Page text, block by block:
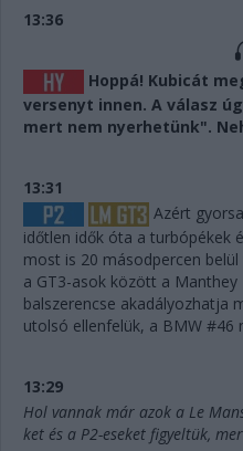
13:36
Hoppá! Kubicát
versenyt innen. A válasz
mert nem nyerhetünk".
13:31
Azért
időtlen idők óta a turbópékek
most is 20 másodpercen
a GT3-asok között a
balszerencse akadályozhatja
utolsó ellenfelük, a BMW #46
13:29
Hol vannak már azok a Le
ket és a P2-eseket figyeltük,